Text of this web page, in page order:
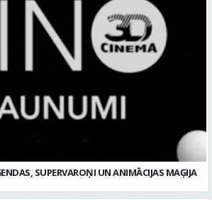
SUPERVAROŅI UN ANIMĀCIJAS MAĢIJA